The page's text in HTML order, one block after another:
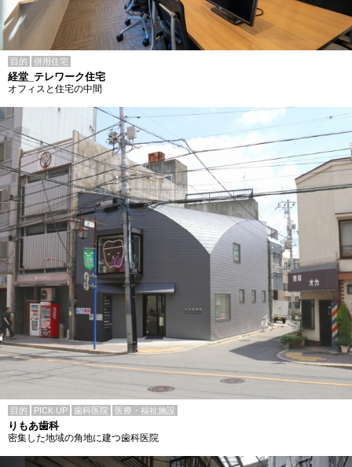
目的 併用住宅
経堂_テレワーク住宅
オフィスと住宅の中間
目的 PICK UP 歯科医院 医療・福祉施設
りもあ歯科
密集した地域の角地に建つ歯科医院